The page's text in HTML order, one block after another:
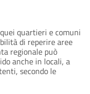
quartieri e comuni
di reperire aree
regionale può
anche in locali, a
secondo le